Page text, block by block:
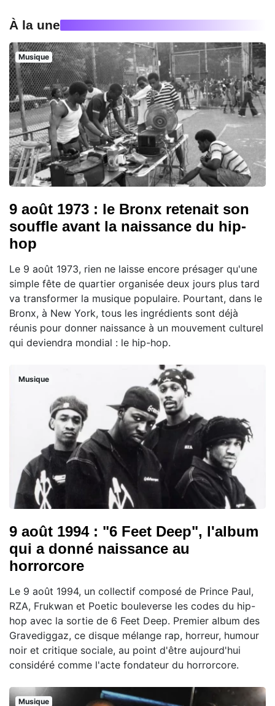
À la une
Musique
9 août 1973 : le Bronx retenait son
souffle avant la naissance du hip-
hop
Le 9 août 1973, rien ne laisse encore présager qu'une
simple fête de quartier organisée deux jours plus tard
va transformer la musique populaire. Pourtant, dans le
Bronx, à New York, tous les ingrédients sont déjà
réunis pour donner naissance à un mouvement culturel
qui deviendra mondial : le hip-hop.
Musique
9 août 1994 : "6 Feet Deep", l'album
qui a donné naissance au
horrorcore
Le 9 août 1994, un collectif composé de Prince Paul,
RZA, Frukwan et Poetic bouleverse les codes du hip-
hop avec la sortie de 6 Feet Deep. Premier album des
Gravediggaz, ce disque mélange rap, horreur, humour
noir et critique sociale, au point d'être aujourd'hui
considéré comme l'acte fondateur du horrorcore.
Musique